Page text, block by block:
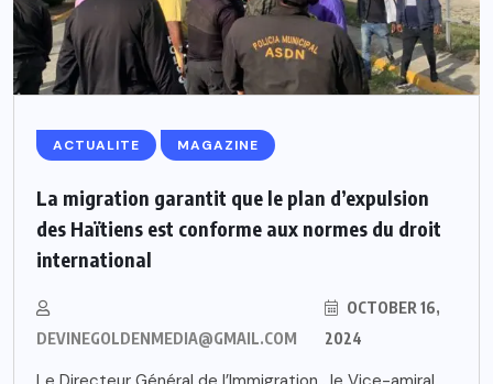
ACTUALITE MAGAZINE
La migration garantit que le plan d’expulsion
des Haïtiens est conforme aux normes du droit
international
DEVINEGOLDENMEDIA@GMAIL.COM
OCTOBER 16,
2024